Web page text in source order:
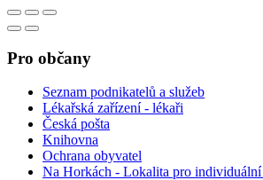
Pro občany
Seznam podnikatelů a služeb
Lékařská zařízení - lékaři
Česká pošta
Knihovna
Ochrana obyvatel
Na Horkách - Lokalita pro